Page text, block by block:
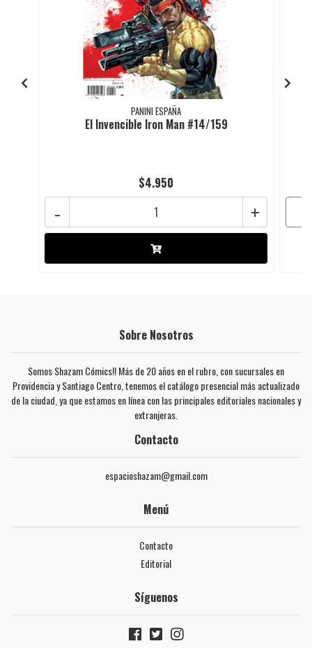
PANINI ESPAÑA
El Invencible Iron Man #14/159
$4.950
+
-
Sobre Nosotros
Somos Shazam Cómics!! Más de 20 años en el rubro, con sucursales en
Providencia y Santiago Centro, tenemos el catálogo presencial más actualizado
de la ciudad, ya que estamos en línea con las principales editoriales nacionales y
extranjeras.
Contacto
espacioshazam@gmail.com
Menú
Contacto
Editorial
Síguenos